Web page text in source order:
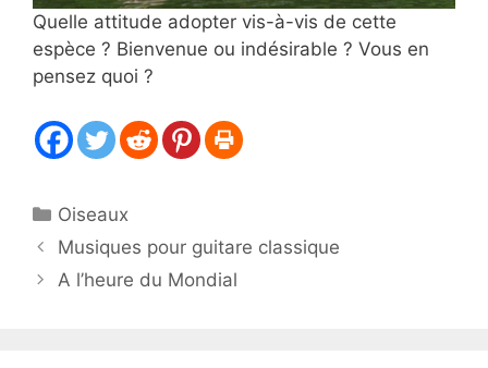
Quelle attitude adopter vis-à-vis de cette
espèce ? Bienvenue ou indésirable ? Vous en
pensez quoi ?
Catégories
Oiseaux
Musiques pour guitare classique
A l’heure du Mondial